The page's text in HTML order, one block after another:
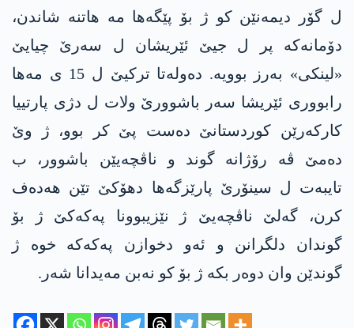
ل گۆر دیمەنێن کو ژ بۆ پێگەھا مە ھاتنە شاندن،
دۆمانەکە پر ل جیێ ئێریشان ل سەرێ چیایێ
«لینکی» بەرز بوویە. دەولەتا ترکیێ ل 15 ی مەھا
رابووری ئێریشا سەر باشوورێ ولات ل دژی پارتییا
کارکەرێن کوردستانێ دەست پێ کر بوو، ژ وێ
دەمێ ڤە رۆژانە گوند و ناڤچەیێن باشوور، ب
تایبەت ل سینۆرێ پارێزگەھا دھۆکێ تێن ھەدەف
کرن، گەلێ ناڤچەیێ ژ نێزیبوونا پەکەکێ ژ بۆ
گوندان دلگرانن و ئەو دخوازن پەکەکە خوە ژ
گوندێن وان دوەر بکە ژ بۆ کو نەبن مەیدانا شەر.